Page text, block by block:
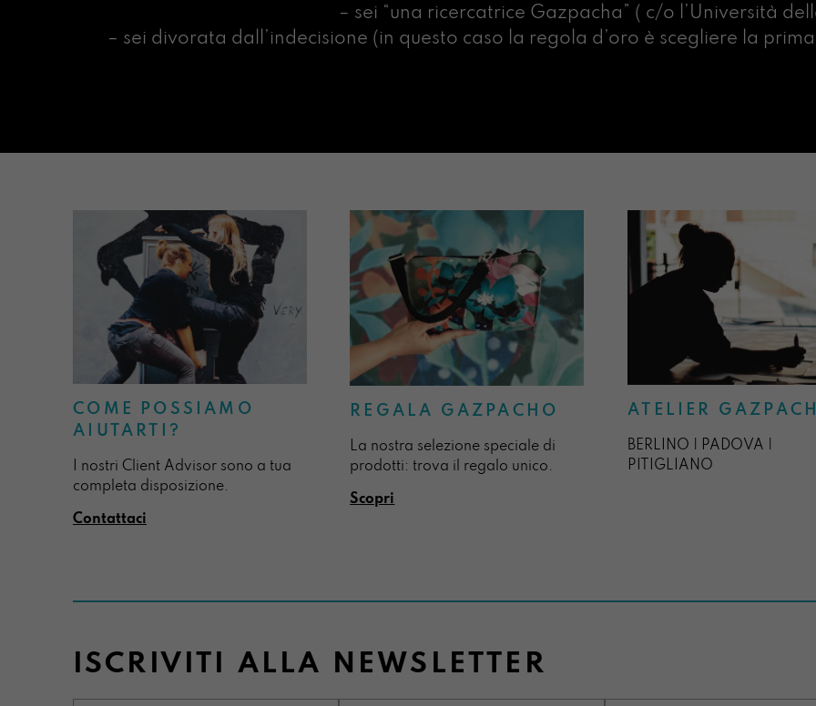
– sei “una ricercatrice Gazpacha” ( c/o l’Università
– sei divorata dall’indecisione (in questo caso la regola d’oro è scegliere la
COME POSSIAMO
AIUTARTI?
I nostri Client Advisor sono a tua
completa disposizione.
Contattaci
REGALA GAZPACHO
La nostra selezione speciale di
prodotti: trova il regalo unico.
Scopri
ATELIER
BERLINO | PADOVA |
PITIGLIANO
ISCRIVITI ALLA NEWSLETTER